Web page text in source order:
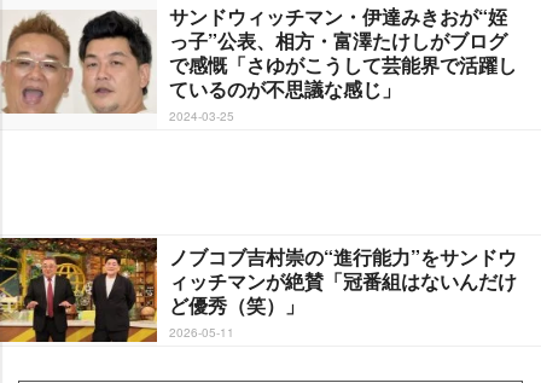
サンドウィッチマン・伊達みきおが“姪
っ子”公表、相方・富澤たけしがブログ
で感慨「さゆがこうして芸能界で活躍し
ているのが不思議な感じ」
2024-03-25
ノブコブ吉村崇の“進行能力”をサンドウ
ィッチマンが絶賛「冠番組はないんだけ
ど優秀（笑）」
2026-05-11